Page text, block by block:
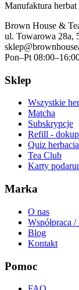
Manufaktura herbat
Brown House &
ul. Towarowa 28a,
Pon–Pt
Sklep
Wszystkie
Matcha
Subskrypcje
Refill - dokup
Quiz
Tea Club
Karty
Marka
O nas
Współpraca
Blog
Kontakt
Pomoc